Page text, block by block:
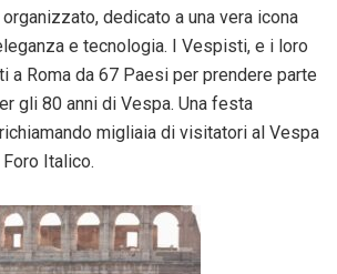
dedicato a una vera icona
e tecnologia. I Vespisti, e i loro
a Roma da 67 Paesi per prendere parte
gli 80 anni di Vespa. Una festa
migliaia di visitatori al Vespa
Italico.